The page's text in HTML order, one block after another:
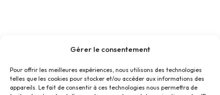
Gérer le consentement
Pour offrir les meilleures expériences, nous utilisons des technologies
telles que les cookies pour stocker et/ou accéder aux informations des
appareils. Le fait de consentir à ces technologies nous permettra de